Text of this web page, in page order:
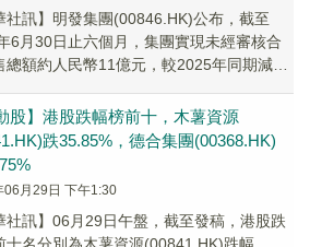
社訊】明發集團(00846.HK)公布，截至
6月30日止六個月，集團實現未經審核合
總額約人民幣11億元，較2025年同期減少
股】港股跌幅榜前十，木薯資源
跌35.85%，德合集團(00368.HK)
06月29日 下午1:30
社訊】06月29日午盤，截至發稿，港股跌